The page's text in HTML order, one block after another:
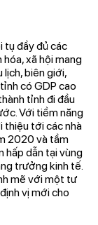
tụ đầy đủ các
xã hội mang
lịch, biên giới,
có GDP cao
tỉnh đi đầu
Với tiềm năng
thiệu tới các nhà
2020 và tầm
hấp dẫn tại vùng
trưởng kinh tế.
mẽ với một tư
vị mới cho